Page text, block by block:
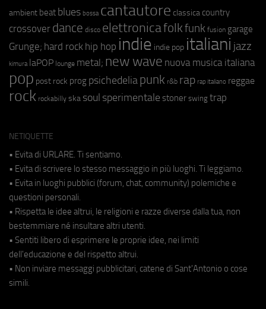
ambient beat blues bossa cantautore classica country
crossover dance disco elettronicafolkfunk fusion garage
Grunge; hard rock hip hop indie indie pop italiani jazz
kimura laPOP lounge metal; new wave nuova musica italiana
pop post rock prog psichedeliapunk r&b rap rap italiano reggae
rock rockabilly ska soul sperimentale stoner swing trap
NETIQUETTE
• Evita di URLARE. Ti sentiamo.
• Evita di scrivere lo stesso messaggio in più luoghi. Ti leggiamo.
• Evita in luoghi pubblici (forum, chat, community) polemiche e
questioni personali.
• Rispetta le idee altrui, le religioni e razze diverse dalla tua, non
bestemmiare né insultare altri utenti.
• Sentiti libero di esprimere le proprie idee, nei limiti
dell'educazione e del rispetto altrui.
• Non inviare messaggi pubblicitari, catene di Sant'Antonio o cose
simili.